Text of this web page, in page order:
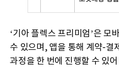
‘기아 플렉스 프리미엄’은 모
수 있으며, 앱을 통해 계약-
과정을 한 번에 진행할 수 있